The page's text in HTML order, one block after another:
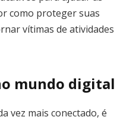
como proteger suas
vítimas de atividades
mundo digital
vez mais conectado, é